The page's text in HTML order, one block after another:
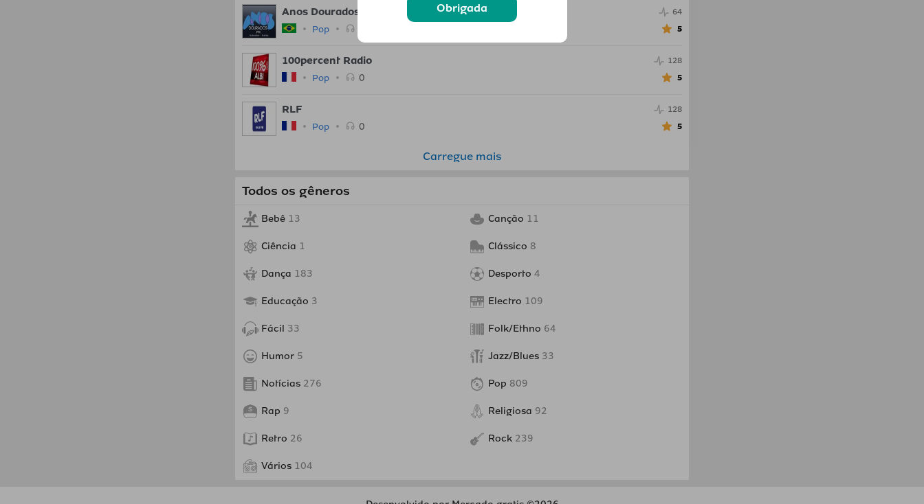
Anos Dourados FM
Pop
64
5
100percent Radio
Pop 0
128
5
RLF
Pop 0
128
5
Carregue mais
Todos os gêneros
Bebê 13 Canção 11
Ciência 1 Clássico 8
Dança 183 Desporto 4
Educação 3 Electro 109
Fácil 33 Folk/Ethno 64
Humor 5 Jazz/Blues 33
Notícias 276 Pop 809
Rap 9 Religiosa 92
Retro 26 Rock 239
Vários 104
Obrigada